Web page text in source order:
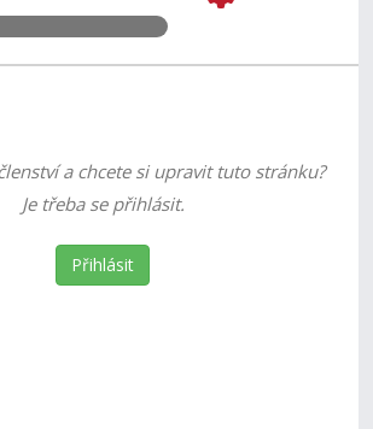
a chcete si upravit tuto stránku?
Je třeba se přihlásit.
Přihlásit